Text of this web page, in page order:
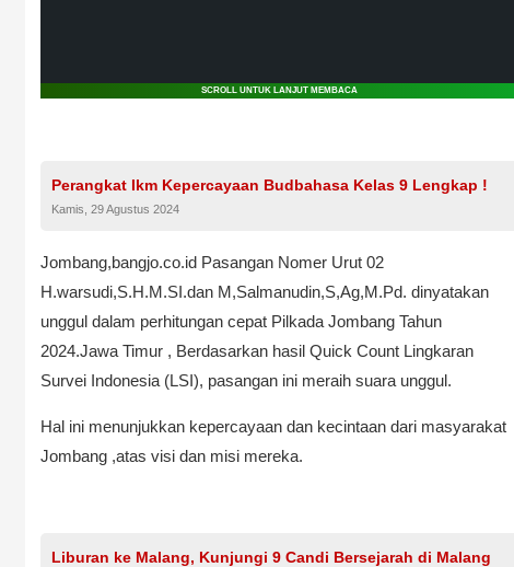
SCROLL UNTUK LANJUT MEMBACA
Perangkat Ikm Kepercayaan Budbahasa Kelas 9 Lengkap !
Kamis, 29 Agustus 2024
Jombang,bangjo.co.id Pasangan Nomer Urut 02
H.warsudi,S.H.M.SI.dan M,Salmanudin,S,Ag,M.Pd. dinyatakan
unggul dalam perhitungan cepat Pilkada Jombang Tahun
2024.Jawa Timur , Berdasarkan hasil Quick Count Lingkaran
Survei Indonesia (LSI), pasangan ini meraih suara unggul.
Hal ini menunjukkan kepercayaan dan kecintaan dari masyarakat
Jombang ,atas visi dan misi mereka.
Liburan ke Malang, Kunjungi 9 Candi Bersejarah di Malang